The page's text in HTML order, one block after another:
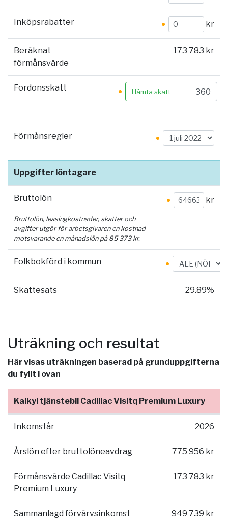
Inköpsrabatter kr
Beräknat
förmånsvärde
173 783 kr
Fordonsskatt Hämta skatt
Förmånsregler
Uppgifter löntagare
Bruttolön kr
Bruttolön, leasingkostnader, skatter och
avgifter utgör för arbetsgivaren en kostnad
motsvarande en månadslön på 85 373kr.
Folkbokförd i kommun
Skattesats 29.89%
Uträkning och resultat
Här visas uträkningen baserad på grunduppgifterna
du fyllt i ovan
Kalkyl tjänstebil Cadillac Visitq Premium Luxury
Inkomstår 2026
Årslön efter bruttolöneavdrag 775 956 kr
Förmånsvärde Cadillac Visitq
Premium Luxury
173 783 kr
Sammanlagd förvärvsinkomst 949 739 kr